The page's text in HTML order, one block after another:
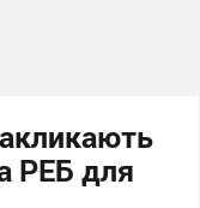
РЕБ для